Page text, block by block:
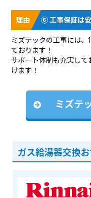
⑥ 工事保証は
ミズテックの工事には
ております！
サポート体制も充実し
けます！
ミズテ
ガス給湯器交換